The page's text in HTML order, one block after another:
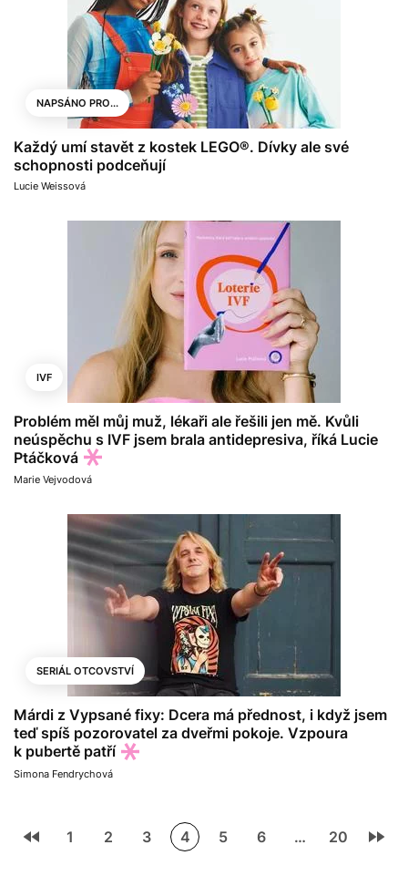
NAPSÁNO PRO...
Každý umí stavět z kostek LEGO®. Dívky ale své
schopnosti podceňují
Lucie Weissová
IVF
Problém měl můj muž, lékaři ale řešili jen mě. Kvůli
neúspěchu s IVF jsem brala antidepresiva, říká Lucie
Ptáčková
Marie Vejvodová
SERIÁL OTCOVSTVÍ
Márdi z Vypsané fixy: Dcera má přednost, i když jsem
teď spíš pozorovatel za dveřmi pokoje. Vzpoura
k pubertě patří
Simona Fendrychová
1 2 3 4 5 6 … 20